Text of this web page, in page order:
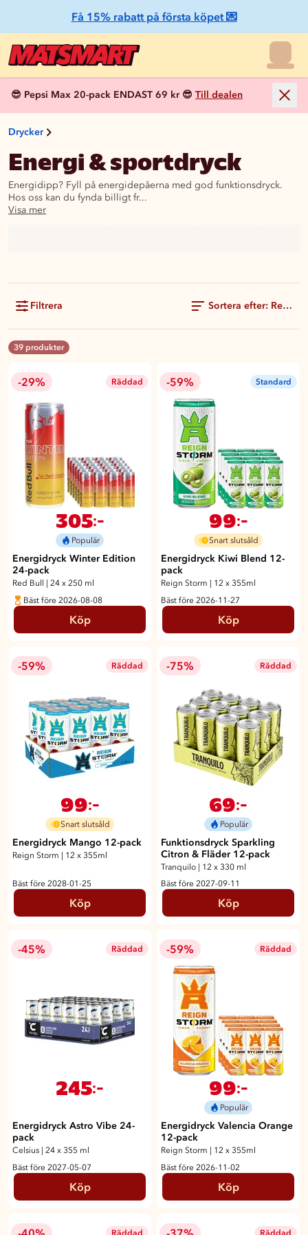
Få 15% rabatt på första köpet 💌
😎 Pepsi Max 20-pack ENDAST 69 kr 😎 Till dealen
Drycker
Energi & sportdryck
Energidipp? Fyll på energidepåerna med god funktionsdryck.
Hos oss kan du fynda billigt fr...
Visa mer
Filtrera Sortera efter:
39 produkter
-29% Räddad
305:-
Populär
Energidryck Winter Edition
24-pack
Red Bull
24 x 250 ml
Bäst före 2026-08-08
Köp
-59% Standard
99:-
Snart slutsåld
Energidryck Kiwi Blend 12-
pack
Reign Storm
12 x 355ml
Bäst före 2026-11-27
Köp
-59% Räddad
99:-
Snart slutsåld
Energidryck Mango 12-pack
Reign Storm | 12 x 355ml
Bäst före 2028-01-25
Köp
-75% Räddad
69:-
Populär
Funktionsdryck Sparkling
Citron & Fläder 12-pack
Tranquilo | 12 x 330 ml
Bäst före 2027-09-11
Köp
-45% Räddad
245:-
Energidryck Astro Vibe 24-
pack
Celsius
24 x 355 ml
Bäst före 2027-05-07
Köp
-59% Räddad
99:-
Populär
Energidryck Valencia Orange
12-pack
Reign Storm
12 x 355ml
Bäst före 2026-11-02
Köp
Räddad Räddad